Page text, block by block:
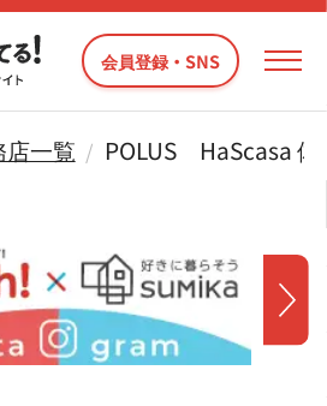
会員登録・SNS
店一覧 POLUS HaScasa 体